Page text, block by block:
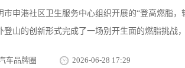
市申港社区卫生服务中心组织开展的“登高燃脂
登山的创新形式完成了一场别开生面的燃脂挑战
车品牌圈 2026-06-28 17:29